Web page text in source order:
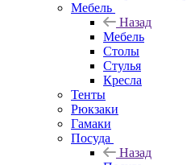
Мебель
Назад
Мебель
Столы
Стулья
Кресла
Тенты
Рюкзаки
Гамаки
Посуда
Назад